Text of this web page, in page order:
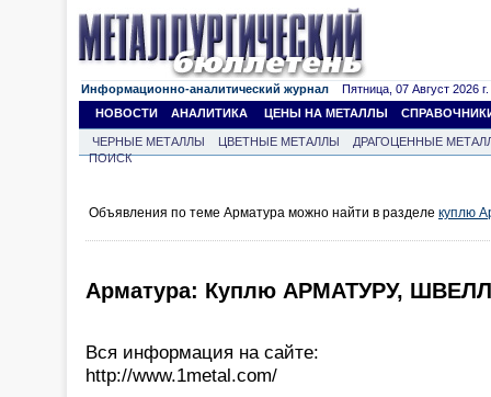
Информационно-аналитический журнал Пятница, 07 Август 2026 г.
НОВОСТИ
АНАЛИТИКА ЦЕНЫ НА МЕТАЛЛЫ
ЧЕРНЫЕ МЕТАЛЛЫ ЦВЕТНЫЕ МЕТАЛЛЫ
ДРАГОЦЕННЫЕ
ПОИСК
Объявления по теме Арматура можно найти в разделе куплю
Арматура: Куплю АРМАТУРУ,
Вся информация на сайте:
http://www.1metal.com/